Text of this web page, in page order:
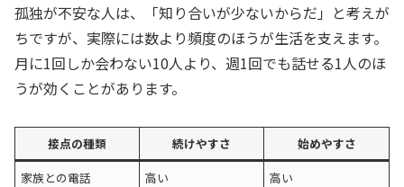
孤独が不安な人は、「知り合いが少ないからだ」と考えが
ちですが、実際には数より頻度のほうが生活を支えます。
月に1回しか会わない10人より、週1回でも話せる1人のほ
うが効くことがあります。
接点の種類 続けやすさ
始めやすさ
家族との電話
高い
高い